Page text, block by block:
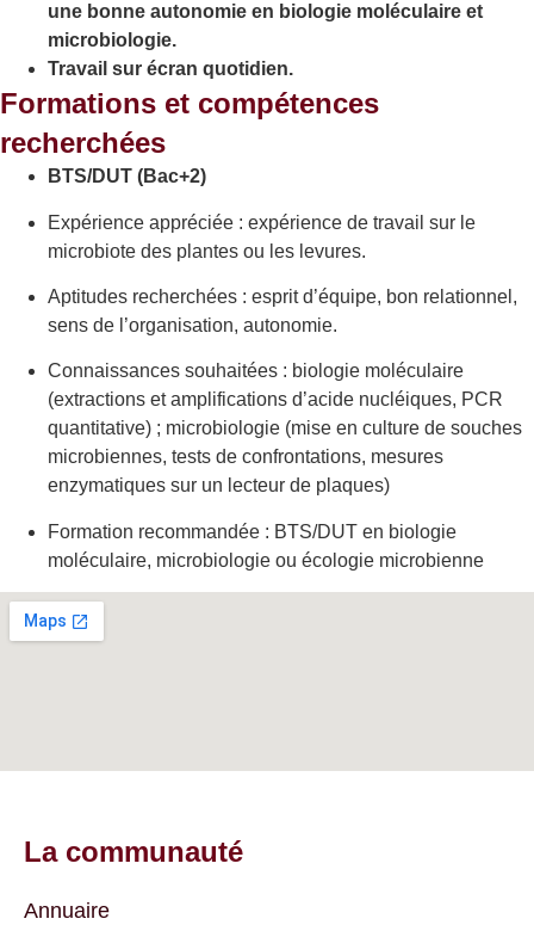
une bonne autonomie en biologie moléculaire et
microbiologie.
Travail sur écran quotidien.
Formations et compétences
recherchées
BTS/DUT (Bac+2)
Expérience appréciée : expérience de travail sur le
microbiote des plantes ou les levures.
Aptitudes recherchées : esprit d’équipe, bon relationnel,
sens de l’organisation, autonomie.
Connaissances souhaitées : biologie moléculaire
(extractions et amplifications d’acide nucléiques, PCR
quantitative) ; microbiologie (mise en culture de souches
microbiennes, tests de confrontations, mesures
enzymatiques sur un lecteur de plaques)
Formation recommandée : BTS/DUT en biologie
moléculaire, microbiologie ou écologie microbienne
La communauté
Annuaire